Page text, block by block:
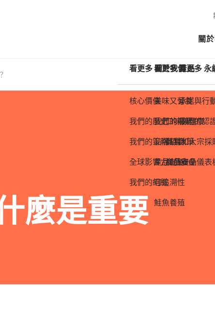
關
看更多 關於我們
核心價值
我們的歷史
我們的策略
全球影響力
我們的組織
看更多 產品
美味又營養
口味與健康
品質
食品安全
我們的海鮮
貿易和大宗採
加值產品
品牌組合
產品創新
可追溯性
鮭魚養殖
看更多 永
承諾與行
我們的認
政策
ASC 儀表
麼是重要